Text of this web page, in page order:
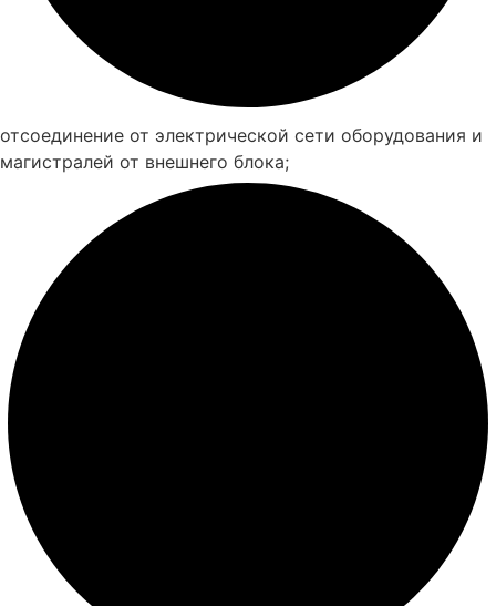
отсоединение от электрической сети оборудования и
магистралей от внешнего блока;